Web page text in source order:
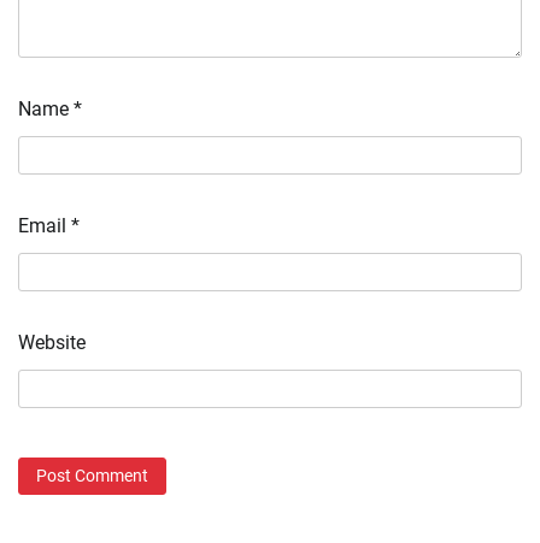
Name *
Email *
Website